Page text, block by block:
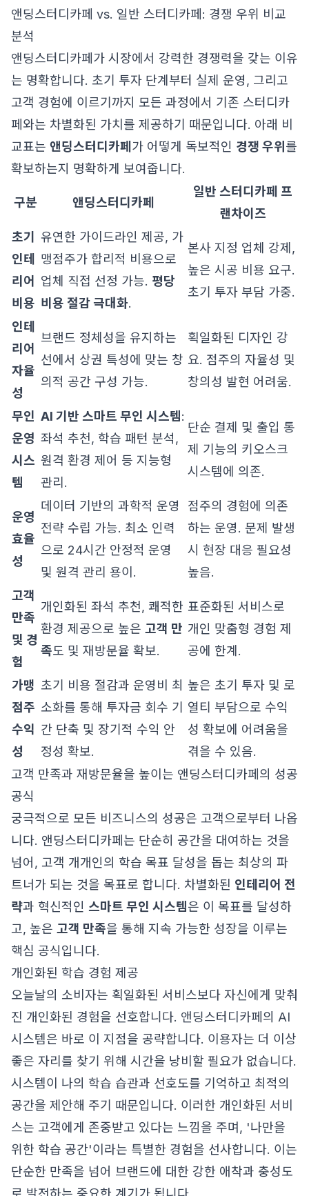
앤딩스터디카페 vs. 일반 스터디카페: 경쟁 우위 비교
분석
앤딩스터디카페가 시장에서 강력한 경쟁력을 갖는 이유
는 명확합니다. 초기 투자 단계부터 실제 운영, 그리고
고객 경험에 이르기까지 모든 과정에서 기존 스터디카
페와는 차별화된 가치를 제공하기 때문입니다. 아래 비
교표는 앤딩스터디카페 가 어떻게 독보적인 경쟁 우위 를
확보하는지 명확하게 보여줍니다.
구분 앤딩스터디카페
일반 스터디카페 프
랜차이즈
초기
인테
리어
비용
유연한 가이드라인 제공, 가
맹점주가 합리적 비용으로
업체 직접 선정 가능. 평당
비용 절감 극대화.
본사 지정 업체 강제,
높은 시공 비용 요구.
초기 투자 부담 가중.
인테
리어
자율
성
브랜드 정체성을 유지하는
선에서 상권 특성에 맞는 창
의적 공간 구성 가능.
획일화된 디자인 강
요. 점주의 자율성 및
창의성 발현 어려움.
무인
운영
시스
템
AI 기반 스마트 무인 시스템:
좌석 추천, 학습 패턴 분석,
원격 환경 제어 등 지능형
관리.
단순 결제 및 출입 통
제 기능의 키오스크
시스템에 의존.
운영
효율
성
데이터 기반의 과학적 운영
전략 수립 가능. 최소 인력
으로 24시간 안정적 운영
및 원격 관리 용이.
점주의 경험에 의존
하는 운영. 문제 발생
시 현장 대응 필요성
높음.
고객
만족
및 경
험
개인화된 좌석 추천, 쾌적한
환경 제공으로 높은 고객 만
족도 및 재방문율 확보.
표준화된 서비스로
개인 맞춤형 경험 제
공에 한계.
가맹
점주
수익
성
초기 비용 절감과 운영비 최
소화를 통해 투자금 회수 기
간 단축 및 장기적 수익 안
정성 확보.
높은 초기 투자 및 로
열티 부담으로 수익
성 확보에 어려움을
겪을 수 있음.
고객 만족과 재방문율을 높이는 앤딩스터디카페의 성공
공식
궁극적으로 모든 비즈니스의 성공은 고객으로부터 나옵
니다. 앤딩스터디카페는 단순히 공간을 대여하는 것을
넘어, 고객 개개인의 학습 목표 달성을 돕는 최상의 파
트너가 되는 것을 목표로 합니다. 차별화된 인테리어 전
략과 혁신적인 스마트 무인 시스템은 이 목표를 달성하
고, 높은 고객 만족을 통해 지속 가능한 성장을 이루는
핵심 공식입니다.
개인화된 학습 경험 제공
오늘날의 소비자는 획일화된 서비스보다 자신에게 맞춰
진 개인화된 경험을 선호합니다. 앤딩스터디카페의 AI
시스템은 바로 이 지점을 공략합니다. 이용자는 더 이상
좋은 자리를 찾기 위해 시간을 낭비할 필요가 없습니다.
시스템이 나의 학습 습관과 선호도를 기억하고 최적의
공간을 제안해 주기 때문입니다. 이러한 개인화된 서비
스는 고객에게 존중받고 있다는 느낌을 주며, '나만을
위한 학습 공간'이라는 특별한 경험을 선사합니다. 이는
단순한 만족을 넘어 브랜드에 대한 강한 애착과 충성도